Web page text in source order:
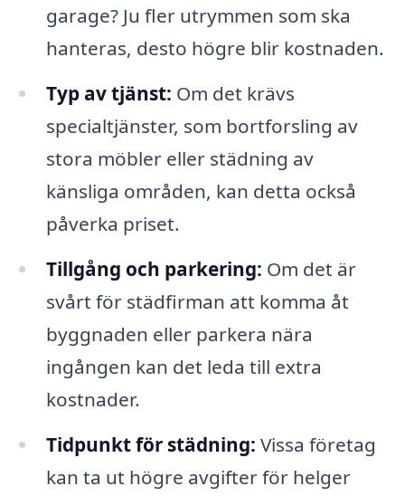
garage? Ju fler utrymmen som ska
hanteras, desto högre blir kostnaden.
Typ av tjänst: Om det krävs
specialtjänster, som bortforsling av
stora möbler eller städning av
känsliga områden, kan detta också
påverka priset.
Tillgång och parkering: Om det är
svårt för städfirman att komma åt
byggnaden eller parkera nära
ingången kan det leda till extra
kostnader.
Tidpunkt för städning: Vissa företag
kan ta ut högre avgifter för helger